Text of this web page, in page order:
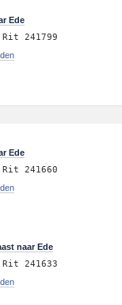
Ede
Rit 241799
Ede
Rit 241660
naar Ede
Rit 241633